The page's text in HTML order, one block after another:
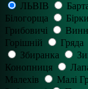
ЛЬВІВ
Білогорща
Бірки
Грибовичі
Горішній
Гряда
Збиранка
Конопниця
Малехів
Малі